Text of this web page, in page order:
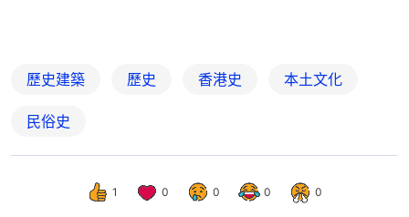
歷史建築 歷史 香港史 本土文化
民俗史
1 0 0 0 0